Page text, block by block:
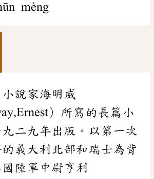
mèng
說家海明威
）所寫的長篇小
二九年出版。以第一次
義大利北部和瑞士為背
陸軍中尉亨利